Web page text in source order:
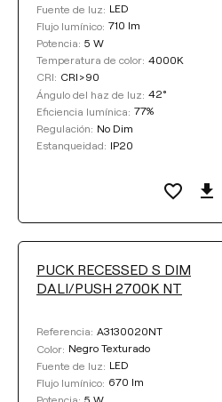
Fuente de luz: LED
Flujo lumínico: 710 lm
Potencia: 5 W
Temperatura de color: 4000K
CRI: CRI>90
Ángulo del haz de luz: 42°
Eficiencia lumínica: 77%
Regulación: No Dim
Estanqueidad: IP20
PUCK RECESSED S DIM
DALI/PUSH 2700K NT
Referencia: A3130020NT
Color: Negro Texturado
Fuente de luz: LED
Flujo lumínico: 670 lm
5 W